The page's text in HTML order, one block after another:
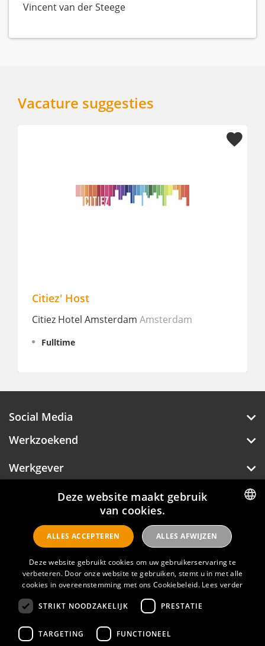
Vincent van der Steege
Vacature suggesties
Citiez' Host
Citiez Hotel AmsterdamAmsterdam
Fulltime
Werkgever
Over Hotelprofessionals
Hotelprofessionals
FAQ
DUTCH
ENGLISH
Deze website maakt gebruik
van cookies.
Deze website gebruikt cookies om uw gebruikerservaring te
verbeteren. Door onze website te gebruiken, stemt u in met alle
cookies in overeenstemming met ons Cookiebeleid. Lees verder
STRIKT NOODZAKELIJK PRESTATIE
TARGETING FUNCTIONEEL
ALLES ACCEPTEREN ALLES AFWIJZEN